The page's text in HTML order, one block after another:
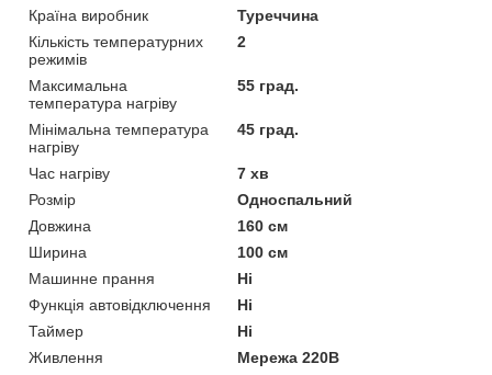
Країна виробник
Туреччина
Кількість температурних
режимів
2
Максимальна
температура нагріву
55 град.
Мінімальна температура
нагріву
45 град.
Час нагріву
7 хв
Розмір
Односпальний
Довжина
160 см
Ширина
100 см
Машинне прання
Ні
Функція автовідключення
Ні
Таймер
Ні
Живлення
Мережа 220В